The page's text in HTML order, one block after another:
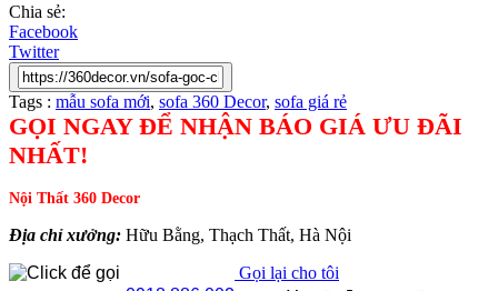
Chia sẻ:
Facebook
Twitter
Tags : mẫu sofa mới, sofa 360 Decor, sofa giá rẻ
GỌI NGAY ĐỂ NHẬN BÁO GIÁ ƯU ĐÃI
NHẤT!
Nội Thất 360 Decor
Địa chỉ xưởng: Hữu Bằng, Thạch Thất, Hà Nội
Gọi lại cho tôi